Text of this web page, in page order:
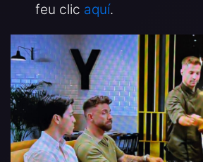
feu clic aquí.